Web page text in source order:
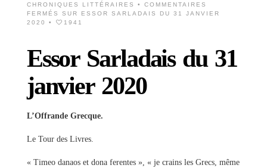
CHRONIQUES LITTÉRAIRES
• COMMENTAIRES
FERMÉS
SUR ESSOR SARLADAIS DU 31 JANVIER
2020
• 1941
Essor Sarladais du 31
janvier 2020
L’Offrande Grecque.
Le Tour des Livres.
« Timeo danaos et dona ferentes », « je crains les Grecs, même